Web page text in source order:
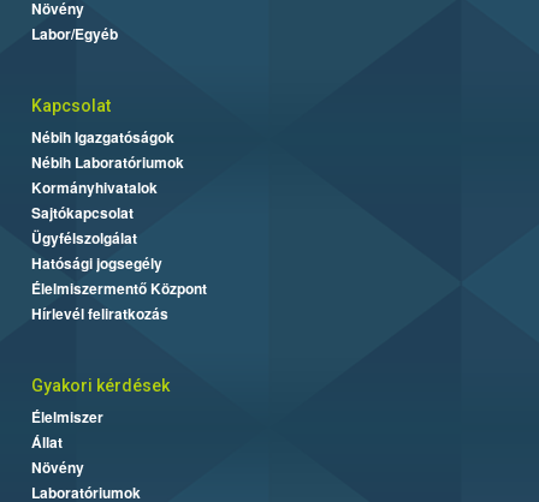
Növény
Labor/Egyéb
Kapcsolat
Nébih Igazgatóságok
Nébih Laboratóriumok
Kormányhivatalok
Sajtókapcsolat
Ügyfélszolgálat
Hatósági jogsegély
Élelmiszermentő Központ
Hírlevél feliratkozás
Gyakori kérdések
Élelmiszer
Állat
Növény
Laboratóriumok